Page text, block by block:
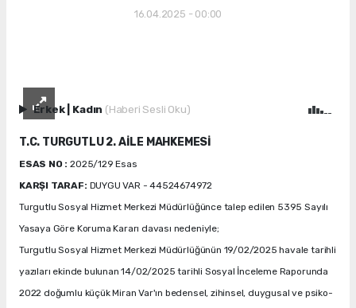
16.04.2025 - 00:00
Erkek Kadın (Haberi Sesli Oku)
T.C. TURGUTLU 2. AİLE MAHKEMESİ
ESAS NO : 2025/129 Esas
KARŞI TARAF: DUYGU VAR - 44524674972
Turgutlu Sosyal Hizmet Merkezi Müdürlüğünce talep edilen 5395 Sayılı
Yasaya Göre Koruma Kararı davası nedeniyle;
Turgutlu Sosyal Hizmet Merkezi Müdürlüğünün 19/02/2025 havale tarihli
yazıları ekinde bulunan 14/02/2025 tarihli Sosyal İnceleme Raporunda
2022 doğumlu küçük Miran Var'ın bedensel, zihinsel, duygusal ve psiko-